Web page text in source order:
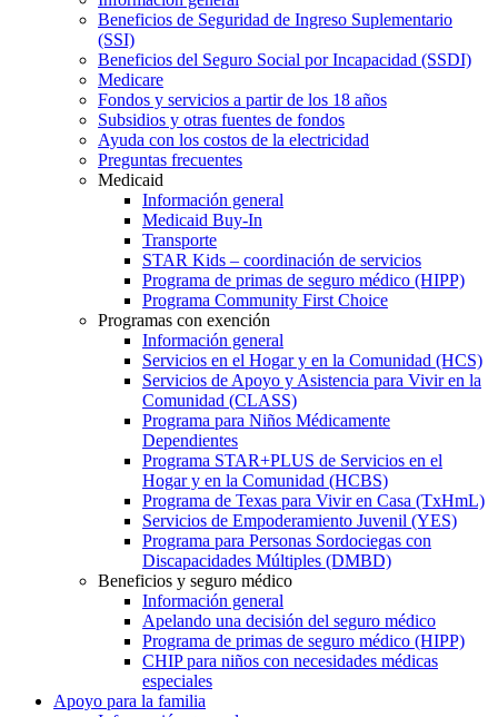
Beneficios de Seguridad de Ingreso Suplementario
(SSI)
Beneficios del Seguro Social por Incapacidad (SSDI)
Medicare
Fondos y servicios a partir de los 18 años
Subsidios y otras fuentes de fondos
Ayuda con los costos de la electricidad
Preguntas frecuentes
Medicaid
Información general
Medicaid Buy-In
Transporte
STAR Kids – coordinación de servicios
Programa de primas de seguro médico (HIPP)
Programa Community First Choice
Programas con exención
Información general
Servicios en el Hogar y en la Comunidad (HCS)
Servicios de Apoyo y Asistencia para Vivir en la
Comunidad (CLASS)
Programa para Niños Médicamente
Dependientes
Programa STAR+PLUS de Servicios en el
Hogar y en la Comunidad (HCBS)
Programa de Texas para Vivir en Casa (TxHmL)
Servicios de Empoderamiento Juvenil (YES)
Programa para Personas Sordociegas con
Discapacidades Múltiples (DMBD)
Beneficios y seguro médico
Información general
Apelando una decisión del seguro médico
Programa de primas de seguro médico (HIPP)
CHIP para niños con necesidades médicas
especiales
Apoyo para la familia